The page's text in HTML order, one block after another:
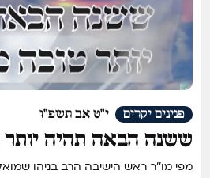
י"ט אב תשפ"ו פנינים יקרים
ששנה הבאה תהיה
מפי מו''ר ראש הישיבה הרב בניהו שמואלי שליט''א